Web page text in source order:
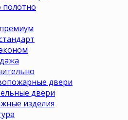
полотно
двери
двери
изделия